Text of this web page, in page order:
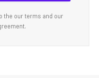
the our terms and our